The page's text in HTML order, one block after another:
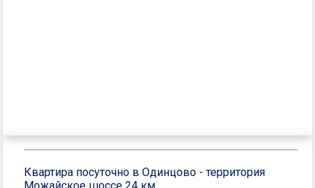
Квартира посуточно в Одинцово - территория